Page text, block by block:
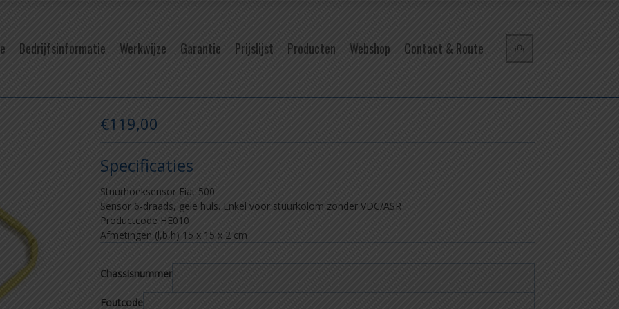
Bedrijfsinformatie Werkwijze Garantie Prijslijst Producten Webshop Contact & Route
€119,00
Specificaties
Stuurhoeksensor Fiat 500
Sensor 6-draads, gele huls. Enkel voor stuurkolom zonder VDC/ASR
Productcode HE010
Afmetingen (l,b,h) 15 x 15 x 2 cm
Chassisnummer
Foutcode